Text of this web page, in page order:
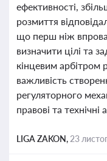
ефективності,
розмиття
що перш ніж
визначити цілі та
кінцевим арбітром
важливість
регуляторного
правові та
LIGA ZAKON, 23